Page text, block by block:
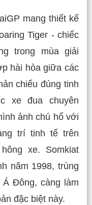
mang thiết kế
Tiger - chiếc
trong mùa giải
hài hòa giữa các
chiếu đúng tinh
xe đua chuyên
ảnh chú hổ với
trí tinh tế trên
xe. Somkiat
năm 1998, trùng
Đông, càng làm
đặc biệt này.